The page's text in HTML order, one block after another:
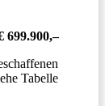
699.900,–
Tabelle